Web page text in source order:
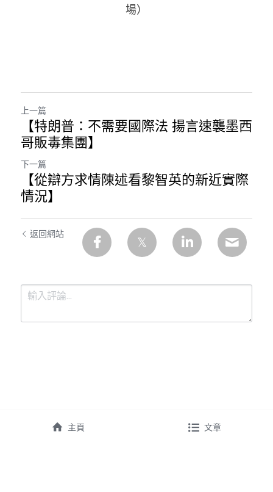
場）
上一篇
【特朗普：不需要國際法 揚言速襲墨西
哥販毒集團】
下一篇
【從辯方求情陳述看黎智英的新近實際
情況】
返回網站
主頁 文章